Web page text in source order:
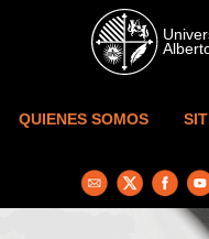
Skip to main content
QUIENES SOMOS